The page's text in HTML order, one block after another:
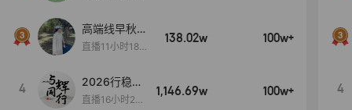
高端线早秋现
货首发
直播11小时18分
138.02w 100w+
4
2026行稳致
远
直播16小时20
1,146.69w 100w+ 4